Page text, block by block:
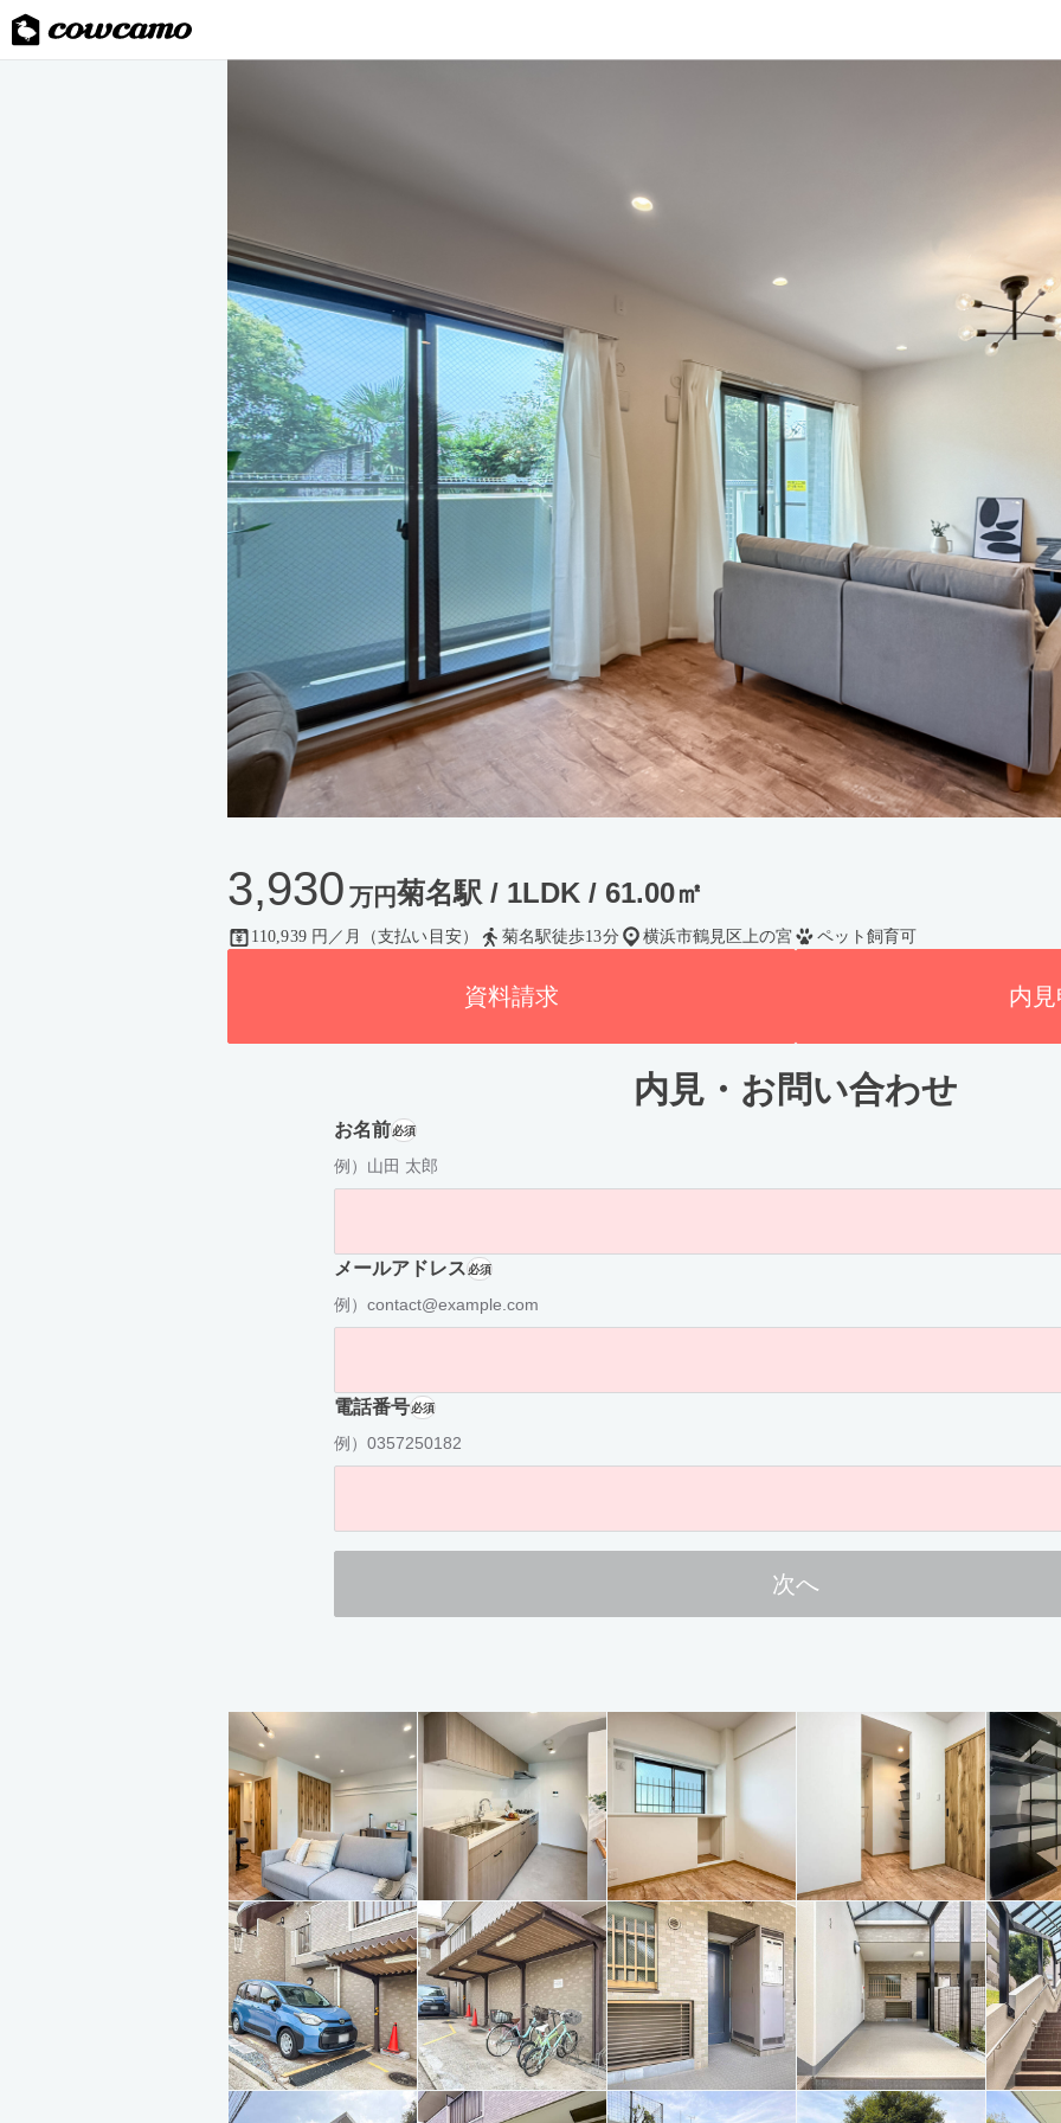
3,930 万円菊名駅 / 1LDK / 61.00㎡
110,939 円／月（支払い目安） 菊名駅徒歩13分 横浜市鶴見区上の宮 ペット飼育可
資料請求 内
内見・お問い合わせ
お名前必須
例）山田 太郎
メールアドレス必須
例）contact@example.com
電話番号必須
例）0357250182
次へ